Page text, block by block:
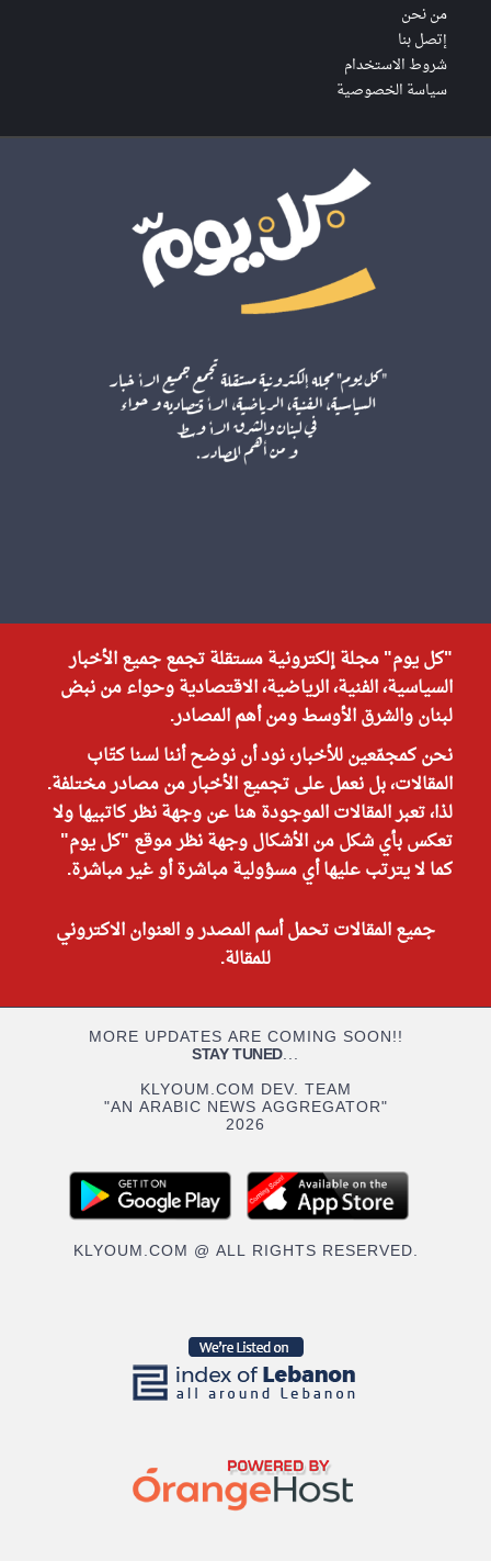
من نحن
إتصل بنا
شروط الاستخدام
سياسة الخصوصية
"كل يوم" مجلة إلكترونية مستقلة تجمع جميع الأخبار
السياسية، الفنية، الرياضية، الاقتصادية وحواء من نبض
لبنان والشرق الأوسط ومن أهم المصادر.
نحن كمجمّعين للأخبار، نود أن نوضح أننا لسنا كتّاب
المقالات، بل نعمل على تجميع الأخبار من مصادر مختلفة.
لذا، تعبر المقالات الموجودة هنا عن وجهة نظر كاتبيها ولا
تعكس بأي شكل من الأشكال وجهة نظر موقع "كل يوم"
كما لا يترتب عليها أي مسؤولية مباشرة أو غير مباشرة.
جميع المقالات تحمل أسم المصدر و العنوان الاكتروني
للمقالة.
MORE UPDATES ARE COMING SOON!!
STAY TUNED...
KLYOUM.COM DEV. TEAM
"AN ARABIC NEWS AGGREGATOR"
2026
KLYOUM.COM @ ALL RIGHTS RESERVED.